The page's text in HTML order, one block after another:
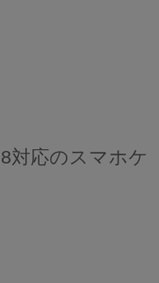
対応のスマホケ